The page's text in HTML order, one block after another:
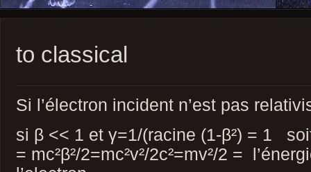
to classical
Si l’électron incident n’est pas
si β << 1 et γ=1/(racine (1-β²) = 1
= mc²β²/2=mc²v²/2c²=mv²/2 =